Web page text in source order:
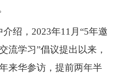
绍，2023年11月“5年邀
流学习”倡议提出以来，
来华参访，提前两年半